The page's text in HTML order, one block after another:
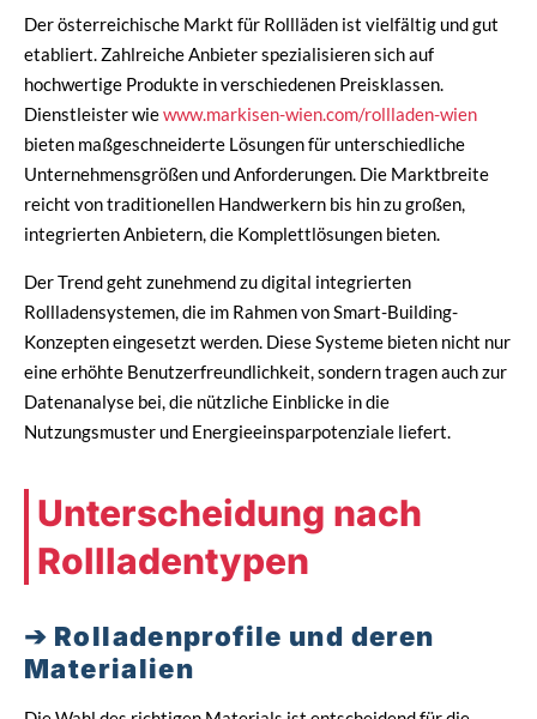
Der österreichische Markt für Rollläden ist vielfältig und gut
etabliert. Zahlreiche Anbieter spezialisieren sich auf
hochwertige Produkte in verschiedenen Preisklassen.
Dienstleister wiewww.markisen-wien.com/rollladen-wien
bieten maßgeschneiderte Lösungen für unterschiedliche
Unternehmensgrößen und Anforderungen. Die Marktbreite
reicht von traditionellen Handwerkern bis hin zu großen,
integrierten Anbietern, die Komplettlösungen bieten.
Der Trend geht zunehmend zu digital integrierten
Rollladensystemen, die im Rahmen von Smart-Building-
Konzepten eingesetzt werden. Diese Systeme bieten nicht nur
eine erhöhte Benutzerfreundlichkeit, sondern tragen auch zur
Datenanalyse bei, die nützliche Einblicke in die
Nutzungsmuster und Energieeinsparpotenziale liefert.
Unterscheidung nach
Rollladentypen
Rolladenprofile und deren
Materialien